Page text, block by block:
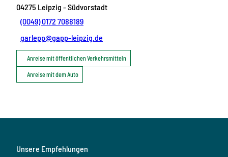
04275 Leipzig - Südvorstadt
(0049) 0172 7088189
garlepp@gapp-leipzig.de
Anreise mit öffentlichen Verkehrsmitteln
Anreise mit dem Auto
Unsere Empfehlungen